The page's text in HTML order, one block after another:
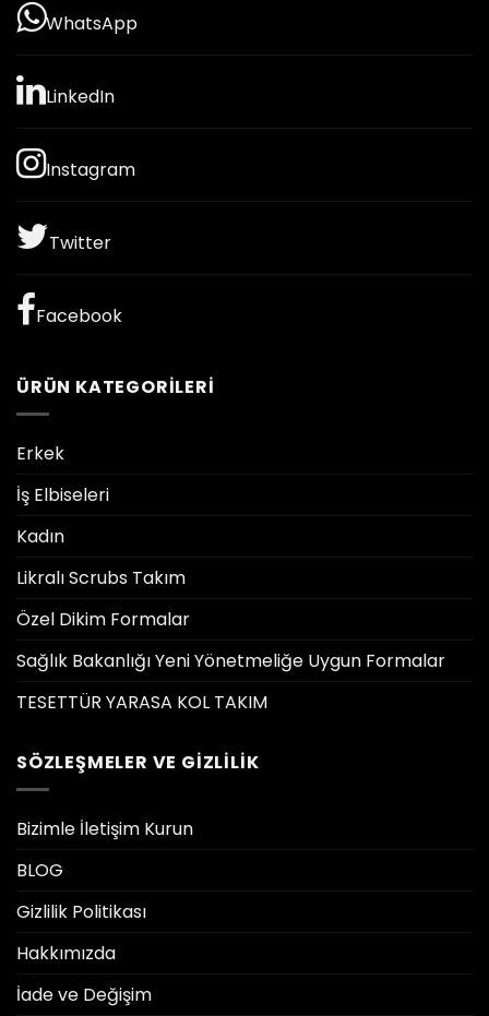
WhatsApp
LinkedIn
Instagram
Twitter
Facebook
ÜRÜN KATEGORILERI
Erkek
İş Elbiseleri
Kadın
Likralı Scrubs Takım
Özel Dikim Formalar
Sağlık Bakanlığı Yeni Yönetmeliğe Uygun Formalar
TESETTÜR YARASA KOL TAKIM
SÖZLEŞMELER VE GIZLILIK
Bizimle İletişim Kurun
BLOG
Gizlilik Politikası
Hakkımızda
İade ve Değişim